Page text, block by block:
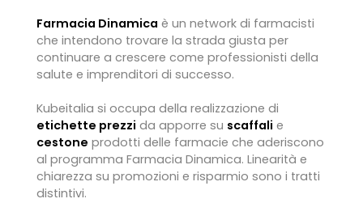
Farmacia Dinamica è un network di farmacisti
che intendono trovare la strada giusta per
continuare a crescere come professionisti della
salute e imprenditori di successo.
Kubeitalia si occupa della realizzazione di
etichette prezzi da apporre su scaffali e
cestone prodotti delle farmacie che aderiscono
al programma Farmacia Dinamica. Linearità e
chiarezza su promozioni e risparmio sono i tratti
distintivi.